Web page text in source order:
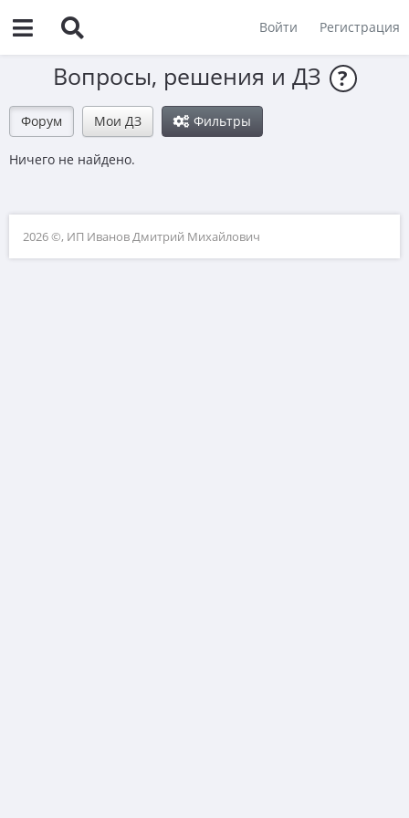
Войти Регистрация
Вопросы, решения и ДЗ ?
Форум Мои ДЗ Фильтры
Ничего не найдено.
2026 ©, ИП Иванов Дмитрий Михайлович